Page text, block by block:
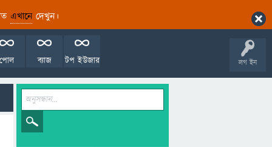
এখানেদেখুন।
লগ ইন
টপ ইউজার
ব্যাজ
পোল